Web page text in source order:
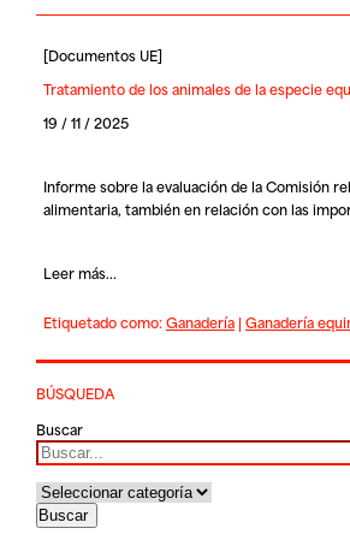
[Documentos UE]
Tratamiento de los animales de la especie
19 / 11 / 2025
Informe sobre la evaluación de la Comisión
alimentaria, también en relación con las
Leer más...
Etiquetado como:Ganadería| Ganadería
BÚSQUEDA
Buscar